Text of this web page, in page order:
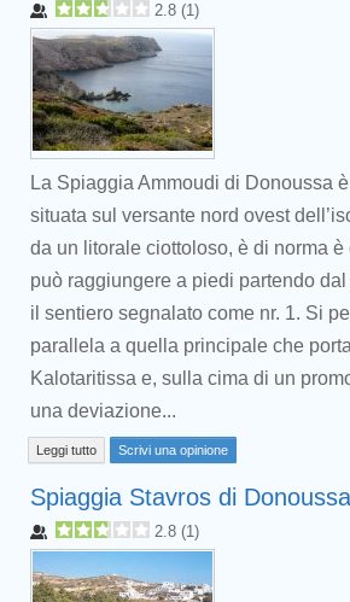
2.8 (1)
La Spiaggia Ammoudi di Donoussa
situata sul versante nord ovest
da un litorale ciottoloso, è di norma
può raggiungere a piedi partendo
il sentiero segnalato come nr. 1. Si
parallela a quella principale che
Kalotaritissa e, sulla cima di un
una deviazione...
Leggi tutto Scrivi una opinione
Spiaggia Stavros di Donoussa
2.8 (1)